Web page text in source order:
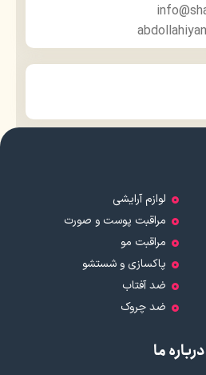
لوازم آرایشی
مراقبت پوست و صورت
مراقبت مو
پاکسازی و شستشو
ضد آفتاب
ضد چروک
درباره ما